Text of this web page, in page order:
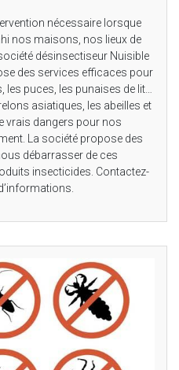
nécessaire lorsque
nos maisons, nos lieux de
désinsectiseur Nuisible
des services efficaces pour
puces, les punaises de lit…
asiatiques, les abeilles et
vrais dangers pour nos
La société propose des
débarrasser de ces
insecticides. Contactez-